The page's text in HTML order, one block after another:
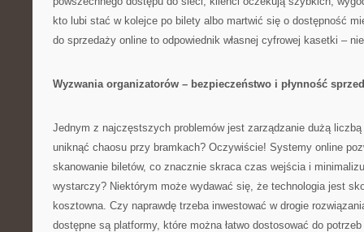
kto lubi stać w kolejce po bilety albo martwić się o dostępność
do sprzedaży online to odpowiednik własnej cyfrowej kasetki –
Wyzwania organizatorów – bezpieczeństwo i płynność
Jednym z najczęstszych problemów jest zarządzanie dużą
uniknąć chaosu przy bramkach? Oczywiście! Systemy online
skanowanie biletów, co znacznie skraca czas wejścia i
wystarczy? Niektórym może wydawać się, że technologia jest
kosztowna. Czy naprawdę trzeba inwestować w drogie
dostępne są platformy, które można łatwo dostosować do